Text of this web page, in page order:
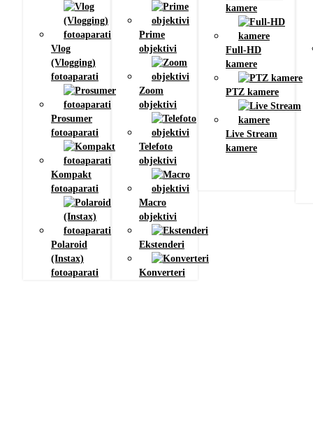
Vlog
(Vlogging)
fotoaparati
Prosumer
fotoaparati
Kompakt
fotoaparati
Polaroid
(Instax)
fotoaparati
Prime
objektivi
Zoom
objektivi
Telefoto
objektivi
Macro
objektivi
Ekstenderi
Konverteri
kamere
Full-HD
kamere
PTZ kamere
Live Stream
kamere